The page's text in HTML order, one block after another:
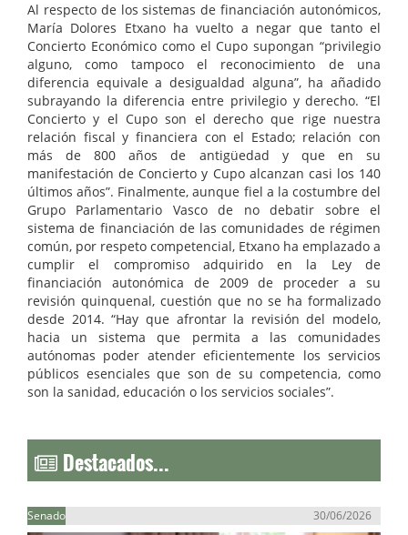
Al respecto de los sistemas de financiación autonómicos,
María Dolores Etxano ha vuelto a negar que tanto el
Concierto Económico como el Cupo supongan “privilegio
alguno, como tampoco el reconocimiento de una
diferencia equivale a desigualdad alguna”, ha añadido
subrayando la diferencia entre privilegio y derecho. “El
Concierto y el Cupo son el derecho que rige nuestra
relación fiscal y financiera con el Estado; relación con
más de 800 años de antigüedad y que en su
manifestación de Concierto y Cupo alcanzan casi los 140
últimos años”. Finalmente, aunque fiel a la costumbre del
Grupo Parlamentario Vasco de no debatir sobre el
sistema de financiación de las comunidades de régimen
común, por respeto competencial, Etxano ha emplazado a
cumplir el compromiso adquirido en la Ley de
financiación autonómica de 2009 de proceder a su
revisión quinquenal, cuestión que no se ha formalizado
desde 2014. “Hay que afrontar la revisión del modelo,
hacia un sistema que permita a las comunidades
autónomas poder atender eficientemente los servicios
públicos esenciales que son de su competencia, como
son la sanidad, educación o los servicios sociales”.
Destacados...
Senado 30/06/2026